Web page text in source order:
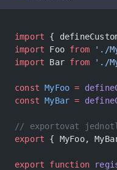
import {
import Foo from './
import Bar from './
const MyFoo =
const MyBar =
// exportovat
export { MyFoo,
export function